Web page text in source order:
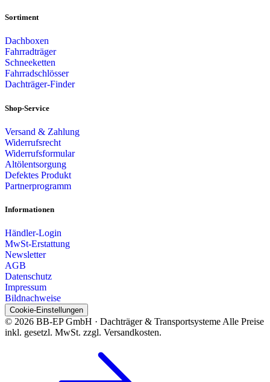
Sortiment
Dachboxen
Fahrradträger
Schneeketten
Fahrradschlösser
Dachträger-Finder
Shop-Service
Versand & Zahlung
Widerrufsrecht
Widerrufsformular
Altölentsorgung
Defektes Produkt
Partnerprogramm
Informationen
Händler-Login
MwSt-Erstattung
Newsletter
AGB
Datenschutz
Impressum
Bildnachweise
Cookie-Einstellungen
© 2026 BB-EP GmbH · Dachträger & Transportsysteme Alle Preise
inkl. gesetzl. MwSt. zzgl. Versandkosten.